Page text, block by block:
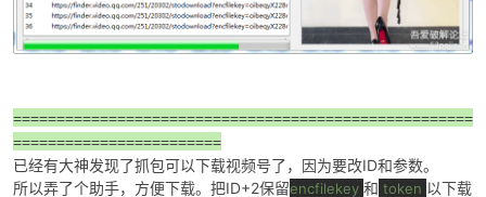
jie.
=====================================================
========================
已经有大神发现了抓包可以下载视频号了，因为要改ID和参数。
所以弄了个助手，方便下载。把ID+2保留encfilekey 和 token 以下载